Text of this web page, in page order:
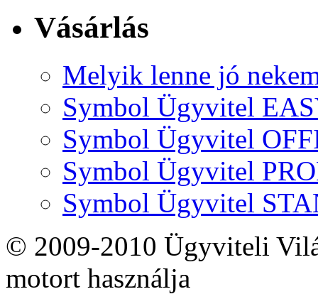
Vásárlás
Melyik lenne jó
Symbol Ügyvitel
Symbol Ügyvitel
Symbol Ügyvitel
Symbol Ügyvitel
© 2009-2010 Ügyviteli
motort használja